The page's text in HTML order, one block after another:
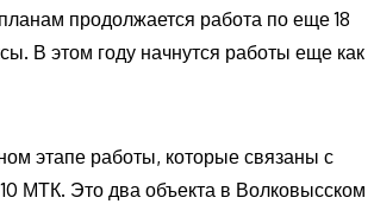
продолжается работа по еще 18
В этом году начнутся работы еще как
этапе работы, которые связаны с
МТК. Это два объекта в Волковысском